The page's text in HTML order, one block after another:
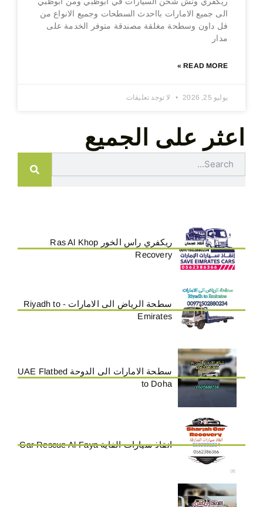
الى جميع الامارات بااحدث السطحات وجميع الانواع من
فل داون وسطحة مغلقة مصندقة متوفر الخدمة على
مدار
READ MORE »
يوليو 25, 2026 لا توجد تعليقات
اعثر على الجميع
ريكفري راس الخور Ras Al Khop
Recovery
سطحة الرياض الى الامارات - Riyadh to
Emirates
سطحة الامارات الى الدوحة UAE Flatbed
to Doha
انقاذ سيارات الفاية Car Rescue Al-Faya